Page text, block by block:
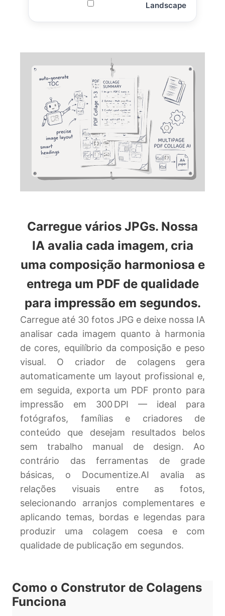
Landscape
Carregue vários JPGs. Nossa
IA avalia cada imagem, cria
uma composição harmoniosa e
entrega um PDF de qualidade
para impressão em segundos.
Carregue até 30 fotos JPG e deixe nossa IA
analisar cada imagem quanto à harmonia
de cores, equilíbrio da composição e peso
visual. O criador de colagens gera
automaticamente um layout profissional e,
em seguida, exporta um PDF pronto para
impressão em 300 DPI — ideal para
fotógrafos, famílias e criadores de
conteúdo que desejam resultados belos
sem trabalho manual de design. Ao
contrário das ferramentas de grade
básicas, o Documentize.AI avalia as
relações visuais entre as fotos,
selecionando arranjos complementares e
aplicando temas, bordas e legendas para
produzir uma colagem coesa e com
qualidade de publicação em segundos.
Como o Construtor de Colagens
Funciona